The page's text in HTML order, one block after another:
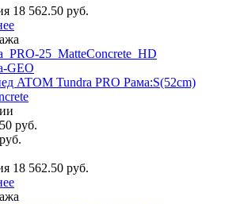
18 562.50 руб.
ATOM Tundra PRO Рама:S(52cm)
руб.
руб.
18 562.50 руб.